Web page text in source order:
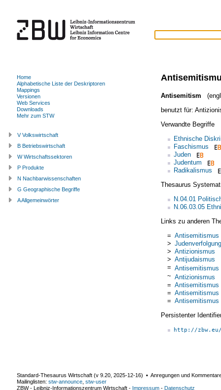
Antisemitism
benutzt für:
Verwandte Begriffe
Ethnische
Faschismus
Juden
Judentum
Radikalismus
Thesaurus
N.04.01
N.06.03.05
Links zu anderen
= Antisemitismus
> Judenverfolgung
> Antizionismus
> Antijudaismus
= Antisemitismus
~ Antizionismus
= Antisemitismus
= Antisemitismus
= Antisemitismus
Persistenter
http://
Home
Alphabetische Liste der Deskriptoren
Mappings
Versionen
Web Services
Downloads
Mehr zum STW
V Volkswirtschaft
B Betriebswirtschaft
W Wirtschaftssektoren
P Produkte
N Nachbarwissenschaften
G Geographische Begriffe
A Allgemeinwörter
Standard-Thesaurus Wirtschaft (v 9.20 2025-12-16) ▪ Anregungen und
Mailinglisten: stw-announce stw-user
ZBW - Leibniz-Informationszentrum Wirtschaft - Impressum - Datenschutz